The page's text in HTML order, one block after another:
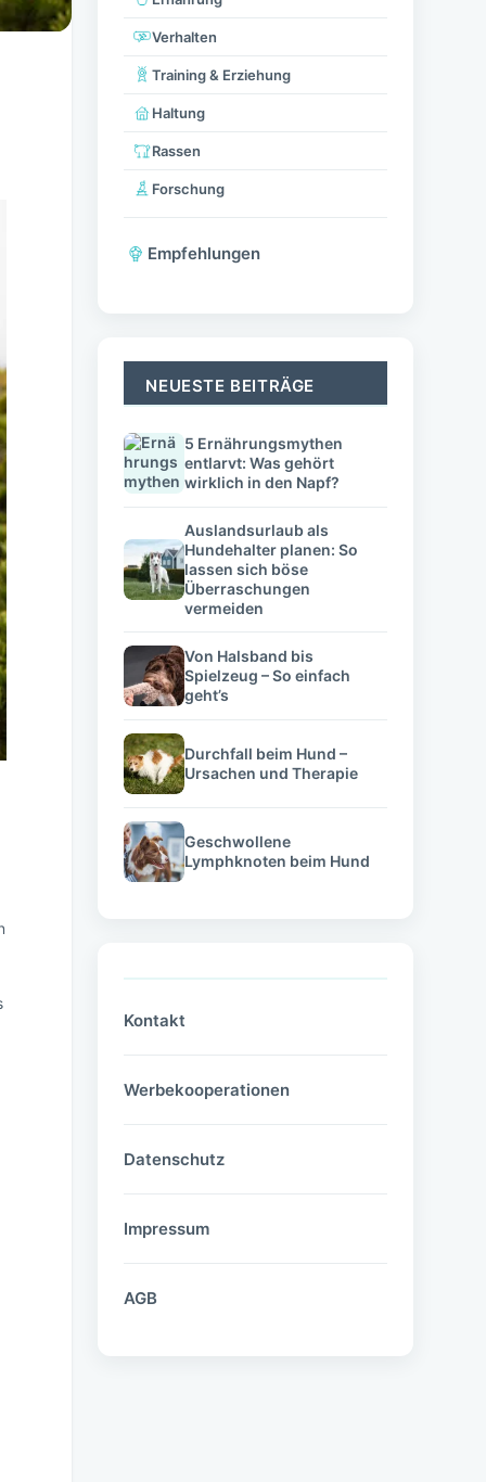
Verhalten
Training & Erziehung
Haltung
Rassen
Forschung
Empfehlungen
NEUESTE BEITRÄGE
5 Ernährungsmythen
entlarvt: Was gehört
wirklich in den Napf?
Auslandsurlaub als
Hundehalter planen: So
lassen sich böse
Überraschungen
vermeiden
Von Halsband bis
Spielzeug – So einfach
geht’s
Durchfall beim Hund –
Ursachen und Therapie
Geschwollene
Lymphknoten beim Hund
Kontakt
Werbekooperationen
Datenschutz
Impressum
AGB